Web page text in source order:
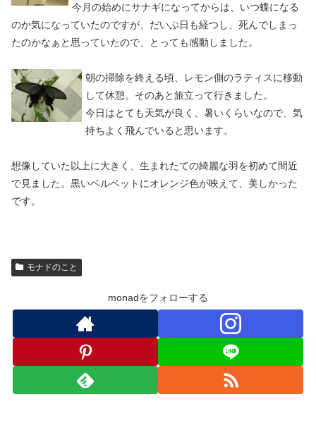
今月の始めにサナギになってからは、いつ蝶になる
のか気になっていたのですが、だいぶ日も経つし、死んでしまっ
たのかなぁと思っていたので、とっても感動しました。
朝の掃除を終える頃、レモン側のラティスに移動
して休憩。そのあと旅立って行きました。
今日はとても天気が良く、暑いくらいなので、気
持ちよく飛んでいると思います。
想像していた以上に大きく、生まれたての綺麗な羽を初めて間近
で見ました。黒いベルベットにオレンジ色が映えて、美しかった
です。
モナドのこと
monadをフォローする